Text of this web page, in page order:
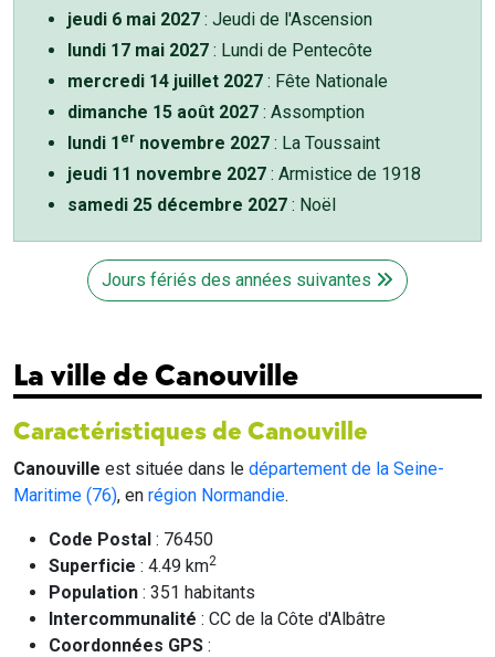
jeudi 6 mai 2027 : Jeudi de l'Ascension
lundi 17 mai 2027 : Lundi de Pentecôte
mercredi 14 juillet 2027 : Fête Nationale
dimanche 15 août 2027 : Assomption
lundi 1 er novembre 2027 : La Toussaint
jeudi 11 novembre 2027 : Armistice de 1918
samedi 25 décembre 2027 : Noël
Jours fériés des années suivantes
La ville de Canouville
Caractéristiques de Canouville
Canouville est située dans le département de la Seine-
Maritime (76), en région Normandie.
Code Postal : 76450
Superficie : 4.49 km2
Population : 351 habitants
Intercommunalité : CC de la Côte d'Albâtre
Coordonnées GPS :